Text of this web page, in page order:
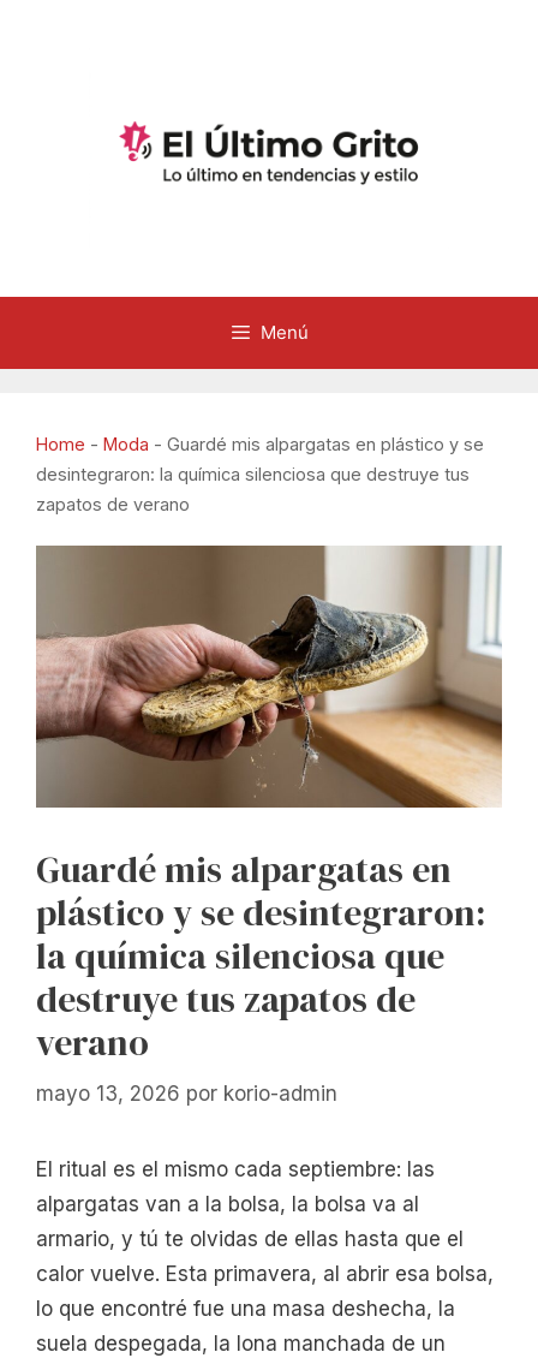
Menú
Home - Moda - Guardé mis alpargatas en plástico y se
desintegraron: la química silenciosa que destruye tus
zapatos de verano
Guardé mis alpargatas en
plástico y se desintegraron:
la química silenciosa que
destruye tus zapatos de
verano
mayo 13, 2026 por korio-admin
El ritual es el mismo cada septiembre: las
alpargatas van a la bolsa, la bolsa va al
armario, y tú te olvidas de ellas hasta que el
calor vuelve. Esta primavera, al abrir esa bolsa,
lo que encontré fue una masa deshecha, la
suela despegada, la lona manchada de un